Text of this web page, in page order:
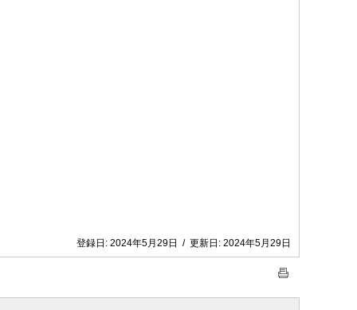
登録日: 2024年5月29日 / 更新日: 2024年5月29日